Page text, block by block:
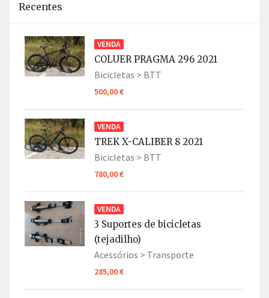
Recentes
VENDA
COLUER PRAGMA 296 2021
Bicicletas > BTT
500,00 €
VENDA
TREK X-CALIBER 8 2021
Bicicletas > BTT
780,00 €
VENDA
3 Suportes de bicicletas
(tejadilho)
Acessórios > Transporte
285,00 €